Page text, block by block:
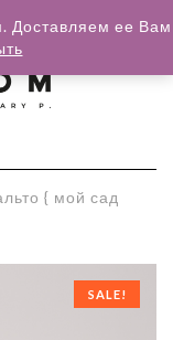
{ мой сад
SALE!
Доставляем ее Вам